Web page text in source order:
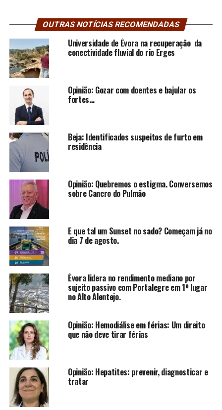
OUTRAS NOTÍCIAS RECOMENDADAS
Universidade de Évora na recuperação da
conectividade fluvial do rio Erges
Opinião: Gozar com doentes e bajular os
fortes…
Beja: Identificados suspeitos de furto em
residência
Opinião: Quebremos o estigma. Conversemos
sobre Cancro do Pulmão
E que tal um Sunset no sado? Começam já no
dia 7 de agosto.
Évora lidera no rendimento mediano por
sujeito passivo com Portalegre em 1º lugar
no Alto Alentejo.
Opinião: Hemodiálise em férias: Um direito
que não deve tirar férias
Opinião: Hepatites: prevenir, diagnosticar e
tratar